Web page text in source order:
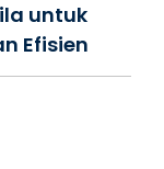
untuk
Efisien